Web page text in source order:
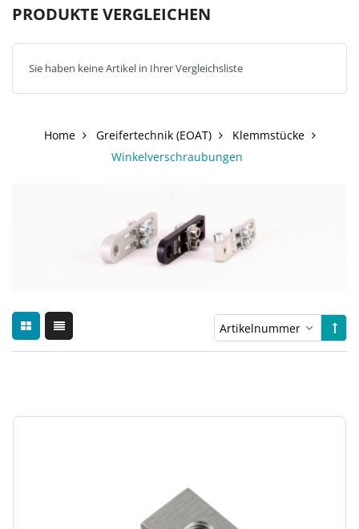
PRODUKTE VERGLEICHEN
Sie haben keine Artikel in Ihrer Vergleichsliste
Home Greifertechnik (EOAT)
Klemmstücke
Winkelverschraubungen